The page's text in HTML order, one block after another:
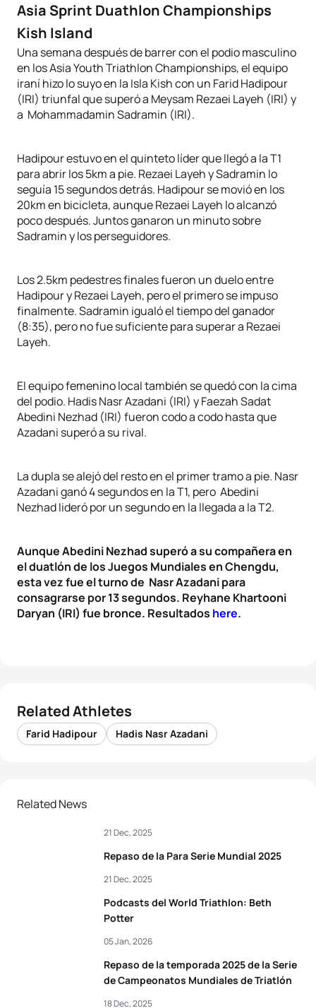
Asia Sprint Duathlon Championships
Kish Island
Una semana después de barrer con el podio masculino
en los Asia Youth Triathlon Championships, el equipo
iraní hizo lo suyo en la Isla Kish con un Farid Hadipour
(IRI) triunfal que superó a Meysam Rezaei Layeh (IRI) y
a Mohammadamin Sadramin (IRI).
Hadipour estuvo en el quinteto líder que llegó a la T1
para abrir los 5km a pie. Rezaei Layeh y Sadramin lo
seguía 15 segundos detrás. Hadipour se movió en los
20km en bicicleta, aunque Rezaei Layeh lo alcanzó
poco después. Juntos ganaron un minuto sobre
Sadramin y los perseguidores.
Los 2.5km pedestres finales fueron un duelo entre
Hadipour y Rezaei Layeh, pero el primero se impuso
finalmente. Sadramin igualó el tiempo del ganador
(8:35), pero no fue suficiente para superar a Rezaei
Layeh.
El equipo femenino local también se quedó con la cima
del podio. Hadis Nasr Azadani (IRI) y Faezah Sadat
Abedini Nezhad (IRI) fueron codo a codo hasta que
Azadani superó a su rival.
La dupla se alejó del resto en el primer tramo a pie. Nasr
Azadani ganó 4 segundos en la T1, pero Abedini
Nezhad lideró por un segundo en la llegada a la T2.
Aunque Abedini Nezhad superó a su compañera en
el duatlón de los Juegos Mundiales en Chengdu,
esta vez fue el turno de Nasr Azadani para
consagrarse por 13 segundos. Reyhane Khartooni
Daryan (IRI) fue bronce. Resultados here.
Related Athletes
Farid Hadipour Hadis Nasr Azadani
Related News
Repaso de la Para Serie Mundial 2025
21 Dec, 2025
Podcasts del World Triathlon: Beth
Potter
21 Dec, 2025
Repaso de la temporada 2025 de la Serie
de Campeonatos Mundiales de Triatlón
05 Jan, 2026
18 Dec, 2025